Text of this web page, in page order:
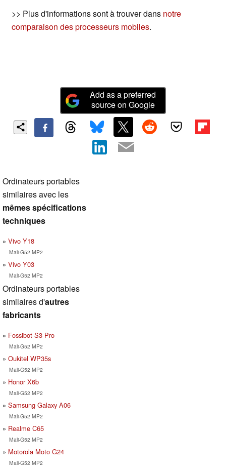
>> Plus d'informations sont à trouver dans notre
comparaison des processeurs mobiles.
Add as a preferred
source on Google
Ordinateurs portables
similaires avec les
mêmes spécifications
techniques
Vivo Y18
Mali-G52 MP2
Vivo Y03
Mali-G52 MP2
Ordinateurs portables
similaires d'autres
fabricants
Fossibot S3 Pro
Mali-G52 MP2
Oukitel WP35s
Mali-G52 MP2
Honor X6b
Mali-G52 MP2
Samsung Galaxy A06
Mali-G52 MP2
Realme C65
Mali-G52 MP2
Motorola Moto G24
Mali-G52 MP2